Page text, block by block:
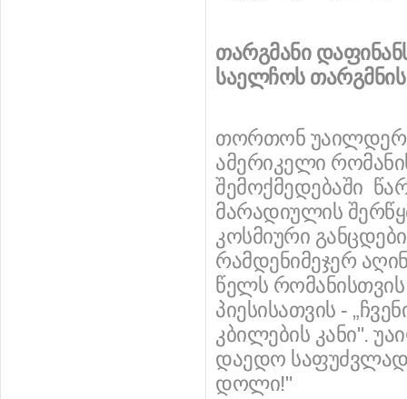
თარგმანი
საელჩოს
თორთონ
ამერიკელი
შემოქმედებაში
მარადიულის
კოსმიური
რამდენიმეჯერ
წელს
პიესისათვის -
კბილების კანი".
დაედო
დოლი!"